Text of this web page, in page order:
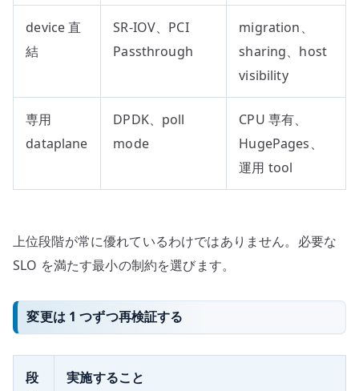
device 直
結
SR-IOV、PCI
Passthrough
migration、
sharing、host
visibility
専用
dataplane
DPDK、poll
mode
CPU 専有、
HugePages、
運用 tool
上位段階が常に優れているわけではありません。必要な
SLO を満たす最小の制約を選びます。
変更は 1 つずつ再検証する
段
実施すること